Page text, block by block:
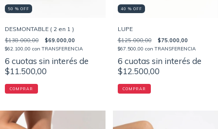
50 % OFF
DESMONTABLE ( 2 en 1 )
$138.000,00 $69.000,00
$62.100,00 con TRANSFERENCIA
6 cuotas sin interés de
$11.500,00
COMPRAR
40 % OFF
LUPE
$125.000,00 $75.000,00
$67.500,00 con TRANSFERENCIA
6 cuotas sin interés de
$12.500,00
COMPRAR